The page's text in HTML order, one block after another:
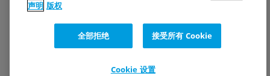
Cookie政策
订阅我们的新闻简报
声明 版权
全部拒绝 接受所有 Cookie
Cookie 设置